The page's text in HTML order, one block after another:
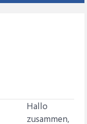
Hallo
zusammen,